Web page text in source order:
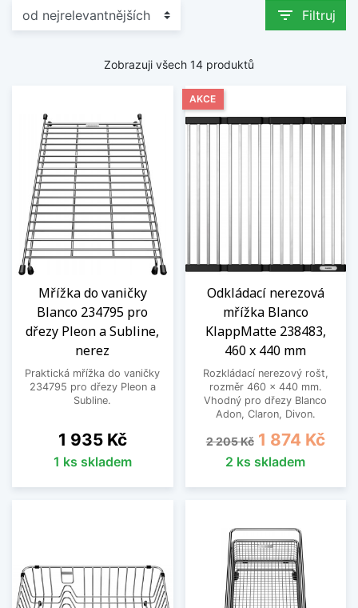
kuchyni
kvalitní materiály, snadnou údržbu a elegantní
design. Jsou ideálním doplňkem pro každého,
kdo chce svůj dřez využívat naplno a získat více
pohodlí při každodenním vaření.
Zobrazit méně
filter_list Filtruj
Zobrazuji všech 14 produktů
Mřížka do vaničky
Blanco 234795 pro
dřezy Pleon a Subline,
nerez
Praktická mřížka do vaničky
234795 pro dřezy Pleon a
Subline.
Cena
1 935 Kč
1 ks skladem
Odkládací nerezová
mřížka Blanco
KlappMatte 238483,
460 x 440 mm
Rozkládací nerezový rošt,
rozměr 460 x 440 mm.
Vhodný pro dřezy Blanco
Adon, Claron, Divon.
Běžná cena
2 205 Kč Cena
1 874 Kč
2 ks skladem
AKCE